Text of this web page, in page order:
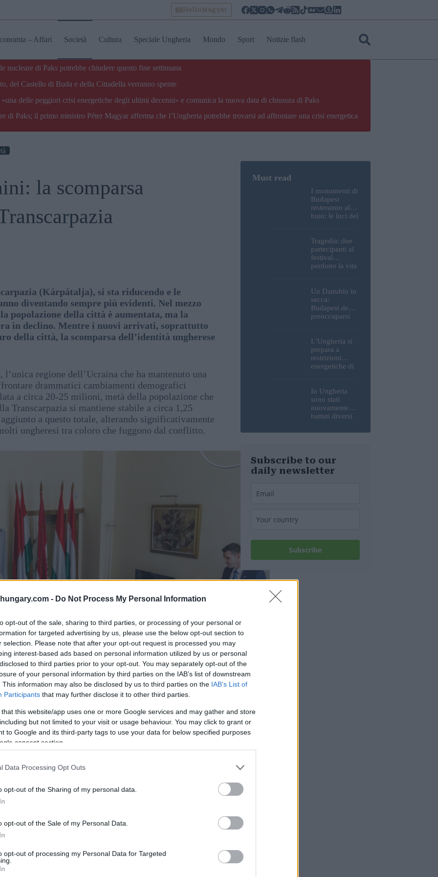
- Do Not Process My Personal Information
opt-out of the sale, sharing to third parties, or processing of your personal or
for targeted advertising by us, please use the below opt-out section to
selection. Please note that after your opt-out request is processed you may
interest-based ads based on personal information utilized by us or personal
to third parties prior to your opt-out. You may separately opt-out of the
of your personal information by third parties on the IAB’s list of downstream
This information may also be disclosed by us to third parties on the IAB’s List of
Participants that may further disclose it to other third parties.
that this website/app uses one or more Google services and may gather and store
but not limited to your visit or usage behaviour. You may click to grant or
to Google and its third-party tags to use your data for below specified purposes
consent section.
Data Processing Opt Outs
opt-out of the Sharing of my personal data.
opt-out of the Sale of my Personal Data.
opt-out of processing my Personal Data for Targeted
HelloMagyar
– Affari Società Cultura Speciale Ungheria Mondo Sport Notizie flash
nucleare di Paks potrebbe chiudere questo fine settimana
del Castello di Buda e della Cittadella verranno spente
delle peggiori crisi energetiche degli ultimi decenni» e comunica la nuova data di chiusura di Paks
di Paks; il primo ministro Péter Magyar afferma che l’Ungheria potrebbe trovarsi ad affrontare una crisi energetica
la scomparsa
(Kárpátalja), si sta riducendo e le
diventando sempre più evidenti. Nel mezzo
popolazione della città è aumentata, ma la
in declino. Mentre i nuovi arrivati, soprattutto
della città, la scomparsa dell’identità ungherese
l’unica regione dell’Ucraina che ha mantenuto una
drammatici cambiamenti demografici
a circa 20-25 milioni, metà della popolazione che
Transcarpazia si mantiene stabile a circa 1,25
a questo totale, alterando significativamente
ungheresi tra coloro che fuggono dal conflitto.
del Parlamento europeo (PE) presso il Consolato generale
il 9 giugno 2024 Foto: MTI/Nemes János
in Transcarpazia
notevolmente, con stime che ora indicano la sua
direttore del giornale
parti dell’Ucraina, in particolare Leopoli, Kiev e
L’afflusso di rifugiati ha portato a una
I monumenti di
Budapest
resteranno al
buio: le luci del
Buda e della
Cittadella
verranno
spente
Tragedia: due
partecipanti al
festival
perdono la vita
Ungheria
Un Danubio in
secca:
Budapest deve
preoccuparsi
mento idrico?
Un esperto
mette in luce
un fatto
L’Ungheria si
prepara a
restrizioni
energetiche di
nucleare di
Paks potrebbe
chiudere
questo fine
In Ungheria
sono stati
nuovamente
battuti diversi
caldo; buone
all’approvvigio
namento di
acqua potabile
Subscribe to our
daily newsletter
Subscribe